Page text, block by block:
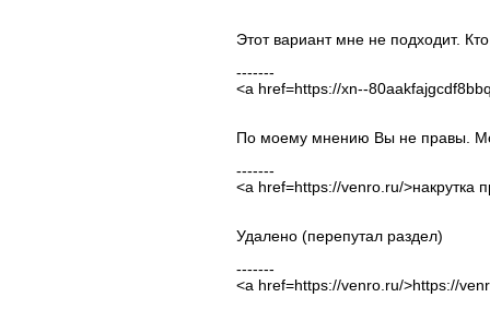
Этот вариант мне не подходит.
-------
<a href=https://xn--
По моему мнению Вы не правы.
-------
<a href=https://venro.ru/>накрутка
Удалено (перепутал раздел)
-------
<a href=https://venro.ru/>https://